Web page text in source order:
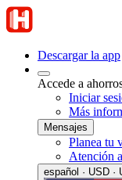
Descargar la app
Accede a
Iniciar
Más
Mensajes
Planea tu
Atención
español · USD ·